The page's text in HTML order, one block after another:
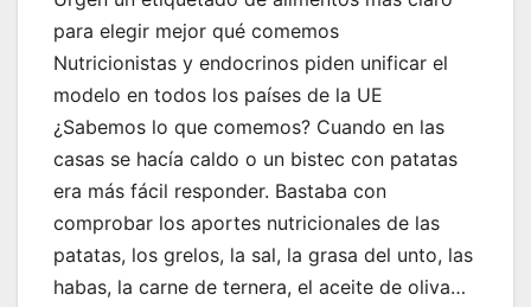
para elegir mejor qué comemos
Nutricionistas y endocrinos piden unificar el
modelo en todos los países de la UE
¿Sabemos lo que comemos? Cuando en las
casas se hacía caldo o un bistec con patatas
era más fácil responder. Bastaba con
comprobar los aportes nutricionales de las
patatas, los grelos, la sal, la grasa del unto, las
habas, la carne de ternera, el aceite de oliva…